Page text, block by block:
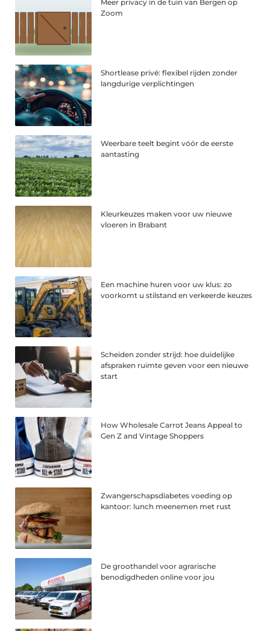
Meer privacy in de tuin van Bergen op
Zoom
Shortlease privé: flexibel rijden zonder
langdurige verplichtingen
Weerbare teelt begint vóór de eerste
aantasting
Kleurkeuzes maken voor uw nieuwe
vloeren in Brabant
Een machine huren voor uw klus: zo
voorkomt u stilstand en verkeerde keuzes
Scheiden zonder strijd: hoe duidelijke
afspraken ruimte geven voor een nieuwe
start
How Wholesale Carrot Jeans Appeal to
Gen Z and Vintage Shoppers
Zwangerschapsdiabetes voeding op
kantoor: lunch meenemen met rust
De groothandel voor agrarische
benodigdheden online voor jou